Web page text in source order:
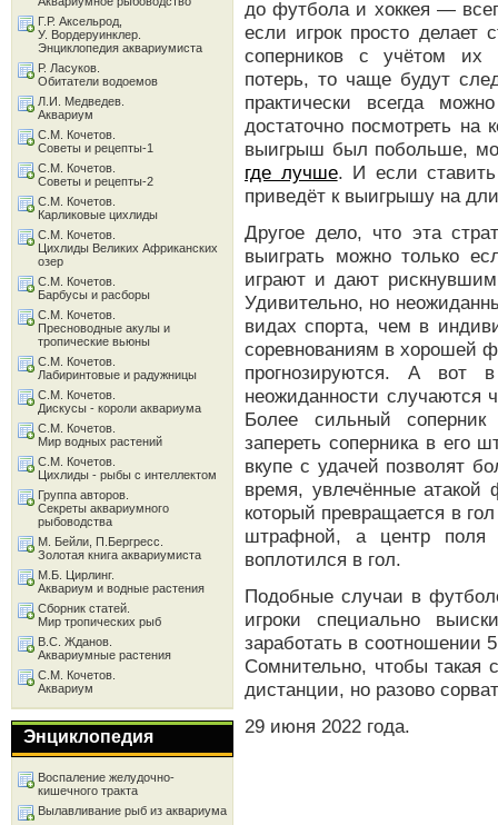
до футбола и хоккея —
если игрок просто делает
соперников с учётом их
потерь, то чаще будут
практически всегда
достаточно посмотреть
выигрыш был побольше,
где лучше. И если ставить
приведёт к выигрышу на
Другое дело, что эта
выиграть можно только
играют и дают
Удивительно, но
видах спорта, чем в
соревнованиям в хорошей
прогнозируются. А вот
неожиданности случаются
Более сильный
запереть соперника в его
вкупе с удачей позволят
время, увлечённые атакой
который превращается в
штрафной, а центр поля
воплотился в гол.
Подобные случаи в
игроки специально
заработать в соотношении
Сомнительно, чтобы такая
дистанции, но разово
29 июня 2022 года.
Г.Р. Аксельрод,
У. Вордеруинклер.
Энциклопедия аквариумиста
Р. Ласуков.
Обитатели водоемов
Л.И. Медведев.
Аквариум
С.М. Кочетов.
Советы и рецепты-1
С.М. Кочетов.
Советы и рецепты-2
С.М. Кочетов.
Карликовые цихлиды
С.М. Кочетов.
Цихлиды Великих Африканских
озер
С.М. Кочетов.
Барбусы и расборы
С.М. Кочетов.
Пресноводные акулы и
тропические вьюны
С.М. Кочетов.
Лабиринтовые и радужницы
С.М. Кочетов.
Дискусы - короли аквариума
С.М. Кочетов.
Мир водных растений
С.М. Кочетов.
Цихлиды - рыбы с интеллектом
Группа авторов.
Секреты аквариумного
рыбоводства
М. Бейли, П.Бергресс.
Золотая книга аквариумиста
М.Б. Цирлинг.
Аквариум и водные растения
Сборник статей.
Мир тропических рыб
В.С. Жданов.
Аквариумные растения
С.М. Кочетов.
Аквариум
Энциклопедия
Воспаление желудочно-
кишечного тракта
Вылавливание рыб из аквариума